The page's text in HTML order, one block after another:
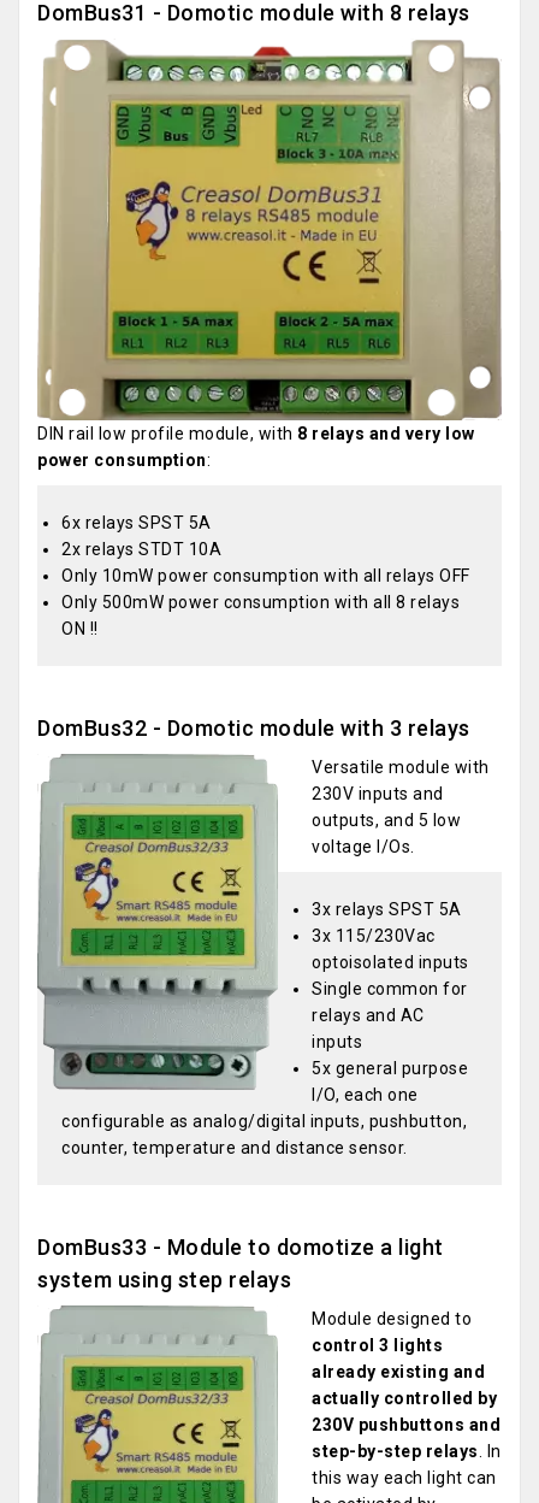
DomBus31 - Domotic module with 8 relays
DIN rail low profile module, with 8 relays and very low
power consumption:
6x relays SPST 5A
2x relays STDT 10A
Only 10mW power consumption with all relays OFF
Only 500mW power consumption with all 8 relays
ON !!
DomBus32 - Domotic module with 3 relays
Versatile module with
230V inputs and
outputs, and 5 low
voltage I/Os.
3x relays SPST 5A
3x 115/230Vac
optoisolated inputs
Single common for
relays and AC
inputs
5x general purpose
I/O, each one
configurable as analog/digital inputs, pushbutton,
counter, temperature and distance sensor.
DomBus33 - Module to domotize a light
system using step relays
Module designed to
control 3 lights
already existing and
actually controlled by
230V pushbuttons and
step-by-step relays. In
this way each light can